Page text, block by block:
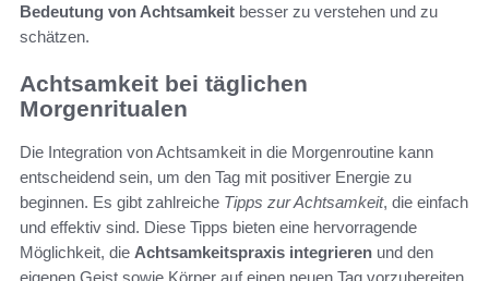
Bedeutung von Achtsamkeit besser zu verstehen und zu
schätzen.
Achtsamkeit bei täglichen
Morgenritualen
Die Integration von Achtsamkeit in die Morgenroutine kann
entscheidend sein, um den Tag mit positiver Energie zu
beginnen. Es gibt zahlreiche Tipps zur Achtsamkeit, die einfach
und effektiv sind. Diese Tipps bieten eine hervorragende
Möglichkeit, die Achtsamkeitspraxis integrieren und den